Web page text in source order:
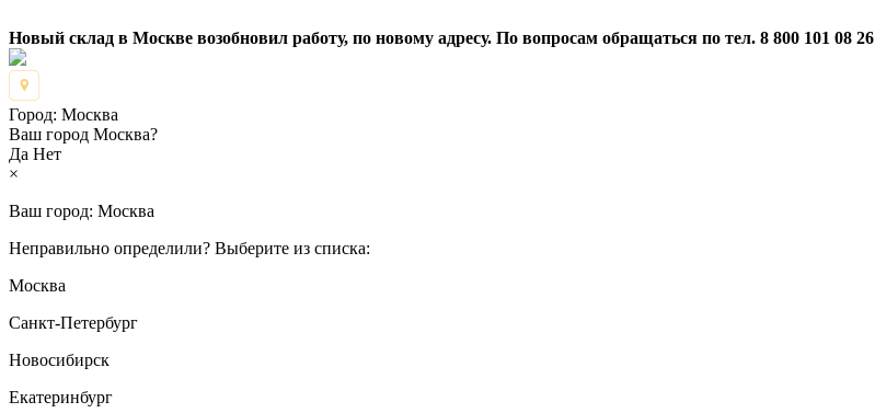
Новый склад в Москве возобновил работу, по новому адресу. По вопросам обращаться по тел. 8 800 101 08 26
Город: Москва
Ваш город Москва?
Да Нет
×
Ваш город: Москва
Неправильно определили? Выберите из списка:
Москва
Санкт-Петербург
Новосибирск
Екатеринбург